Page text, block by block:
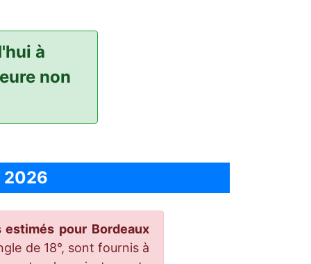
à
non
2026
pour Bordeaux
de 18°, sont fournis à